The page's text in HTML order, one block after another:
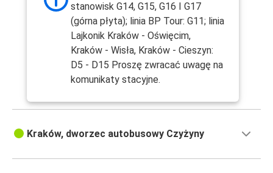
stanowisk G14, G15, G16 I G17
(górna płyta); linia BP Tour: G11; linia
Lajkonik Kraków - Oświęcim,
Kraków - Wisła, Kraków - Cieszyn:
D5 - D15 Proszę zwracać uwagę na
komunikaty stacyjne.
Kraków, dworzec autobusowy Czyżyny